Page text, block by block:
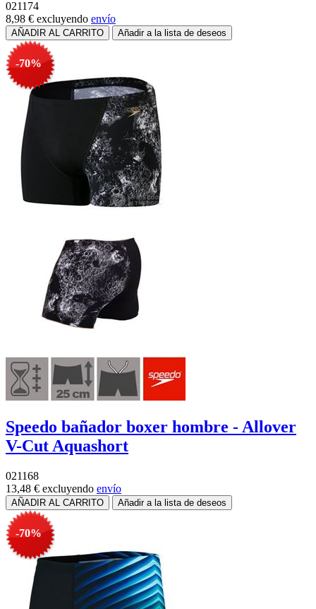
021174
8,98 € excluyendo envío
-70%
Speedo bañador boxer hombre - Allover
V-Cut Aquashort
021168
13,48 € excluyendo envío
-70%